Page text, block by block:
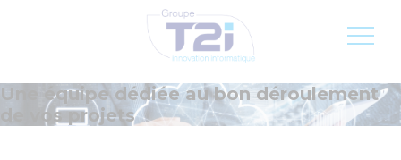
Inscription newsletter
Une équipe dédiée au bon déroulement
de vos projets